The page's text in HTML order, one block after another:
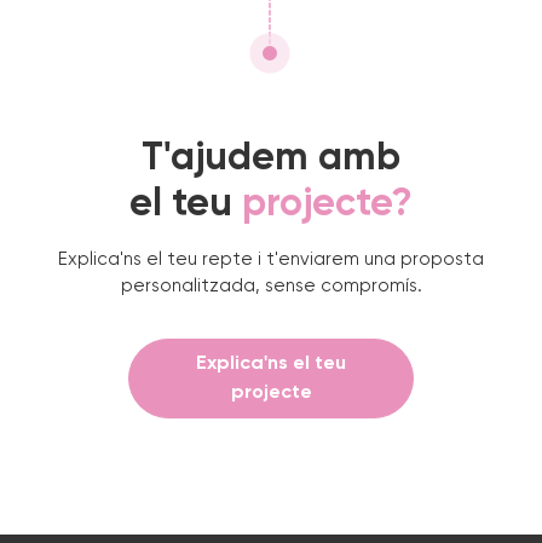
T'ajudem amb
el teu projecte?
Explica'ns el teu repte i t'enviarem una proposta
personalitzada, sense compromís.
Explica'ns el teu
projecte